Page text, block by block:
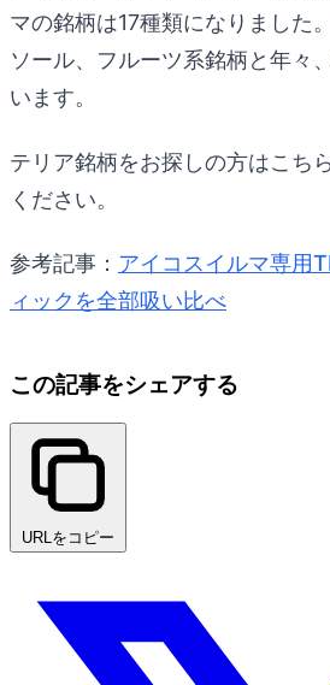
マの銘柄は17種類になりました
ソール、フルーツ系銘柄と年々
います。
テリア銘柄をお探しの方はこち
ください。
参考記事： アイコスイルマ専用
ィックを全部吸い比べ
この記事をシェアする
URLをコピー